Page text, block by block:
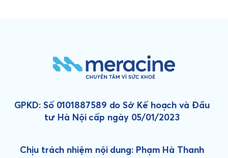
GPKD: Số 0101887589 do Sở Kế hoạch và Đầu
tư Hà Nội cấp ngày 05/01/2023
Chịu trách nhiệm nội dung: Phạm Hà Thanh